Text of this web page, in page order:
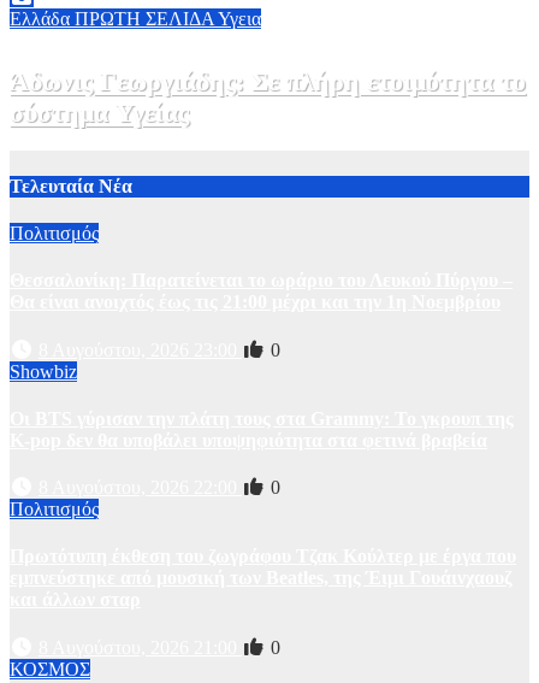
Ελλάδα ΠΡΩΤΗ ΣΕΛΙΔΑ Υγεια
Άδωνις Γεωργιάδης: Σε πλήρη ετοιμότητα το
σύστημα Υγείας
Τελευταία Νέα
Πολιτισμός
0
Showbiz
0
Πολιτισμός
0
ΚΟΣΜΟΣ